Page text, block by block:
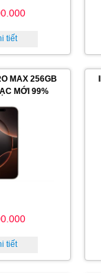
tiết
MAX 256GB
MỚI 99%
tiết